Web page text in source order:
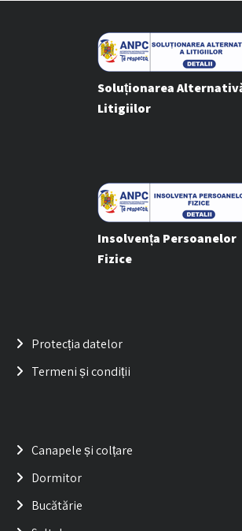
Soluționarea
Litigiilor
Insolvența Persoanelor
Fizice
Protecția datelor
Termeni și condiții
Canapele și colțare
Dormitor
Bucătărie